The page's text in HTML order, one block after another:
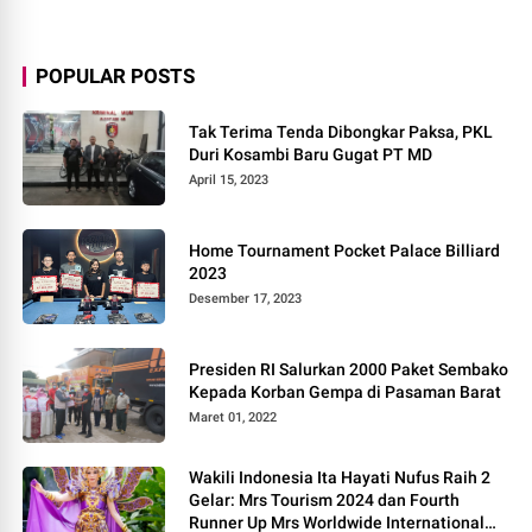
POPULAR POSTS
Tak Terima Tenda Dibongkar Paksa, PKL
Duri Kosambi Baru Gugat PT MD
April 15, 2023
Home Tournament Pocket Palace Billiard
2023
Desember 17, 2023
Presiden RI Salurkan 2000 Paket Sembako
Kepada Korban Gempa di Pasaman Barat
Maret 01, 2022
Wakili Indonesia Ita Hayati Nufus Raih 2
Gelar: Mrs Tourism 2024 dan Fourth
Runner Up Mrs Worldwide International